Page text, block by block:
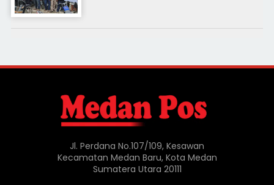
Jl. Perdana No.107/109, Kesawan
Kecamatan Medan Baru, Kota Medan
Sumatera Utara 20111